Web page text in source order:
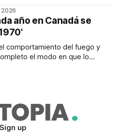
año en Canadá se
comportamiento del fuego y
el modo en que lo
Sign up